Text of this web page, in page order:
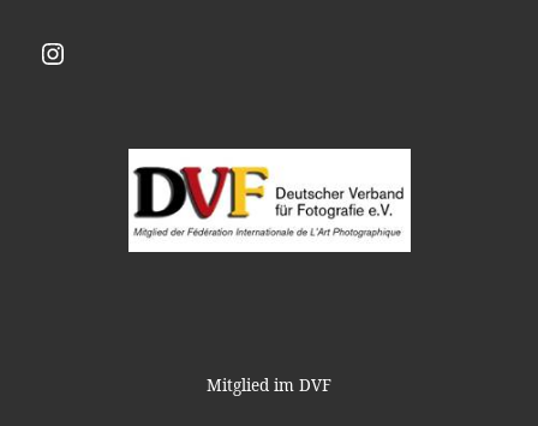
Instagram
Mitglied im DVF